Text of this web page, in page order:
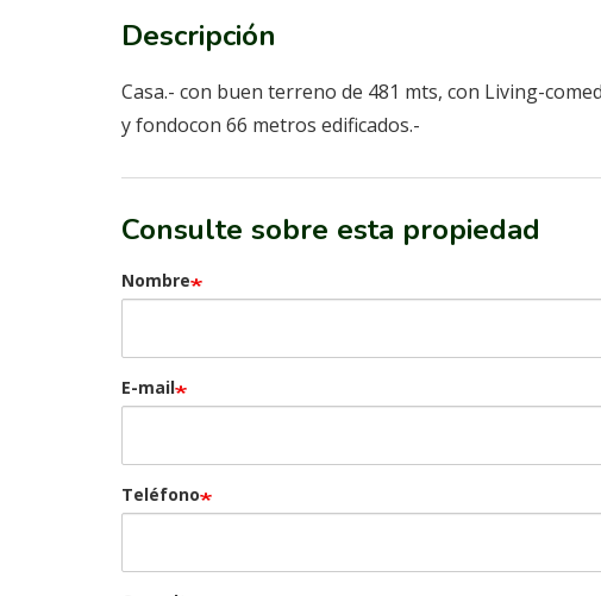
Descripción
Casa.- con buen terreno de 481 mts, con Living-
y fondocon 66 metros edificados.-
Consulte sobre esta propiedad
Nombre
E-mail
Teléfono